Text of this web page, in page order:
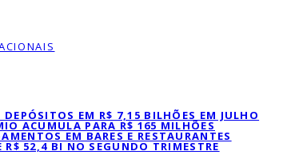
EM R$ 7,15 BILHÕES EM JULHO
ACUMULA PARA R$ 165 MILHÕES
EM BARES E RESTAURANTES
52,4 BI NO SEGUNDO TRIMESTRE